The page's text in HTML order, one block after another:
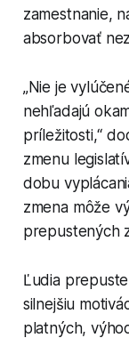
zamestnanie,
absorbovať
„Nie je
nehľadajú
príležitosti,“
zmenu
dobu
zmena môže
prepustených
Ľudia
silnejšiu
platných,